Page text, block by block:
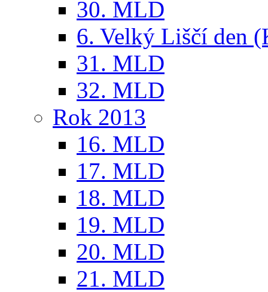
30. MLD
6. Velký Liščí den
31. MLD
32. MLD
Rok 2013
16. MLD
17. MLD
18. MLD
19. MLD
20. MLD
21. MLD